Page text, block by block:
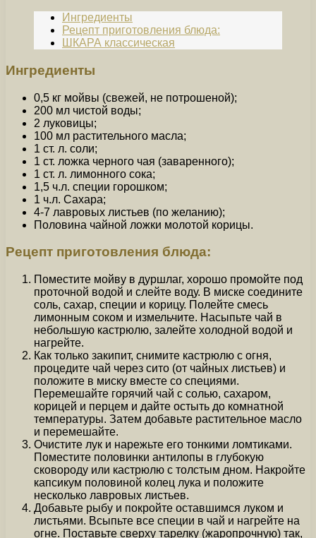
Ингредиенты
Рецепт приготовления блюда:
ШКАРА классическая
Ингредиенты
0,5 кг мойвы (свежей, не потрошеной);
200 мл чистой воды;
2 луковицы;
100 мл растительного масла;
1 ст. л. соли;
1 ст. ложка черного чая (заваренного);
1 ст. л. лимонного сока;
1,5 ч.л. специи горошком;
1 ч.л. Сахара;
4-7 лавровых листьев (по желанию);
Половина чайной ложки молотой корицы.
Рецепт приготовления блюда:
Поместите мойву в дуршлаг, хорошо промойте под
проточной водой и слейте воду. В миске соедините
соль, сахар, специи и корицу. Полейте смесь
лимонным соком и измельчите. Насыпьте чай в
небольшую кастрюлю, залейте холодной водой и
нагрейте.
Как только закипит, снимите кастрюлю с огня,
процедите чай через сито (от чайных листьев) и
положите в миску вместе со специями.
Перемешайте горячий чай с солью, сахаром,
корицей и перцем и дайте остыть до комнатной
температуры. Затем добавьте растительное масло
и перемешайте.
Очистите лук и нарежьте его тонкими ломтиками.
Поместите половинки антилопы в глубокую
сковороду или кастрюлю с толстым дном. Накройте
капсикум половиной колец лука и положите
несколько лавровых листьев.
Добавьте рыбу и покройте оставшимся луком и
листьями. Всыпьте все специи в чай и нагрейте на
огне. Поставьте сверху тарелку (жаропрочную) так,